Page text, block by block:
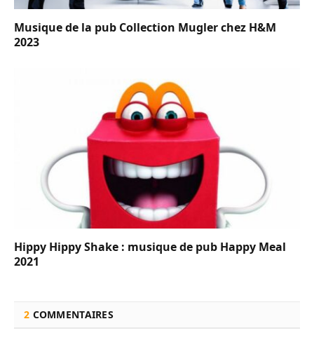
Musique de la pub Collection Mugler chez H&M
2023
Hippy Hippy Shake : musique de pub Happy Meal
2021
2 COMMENTAIRES